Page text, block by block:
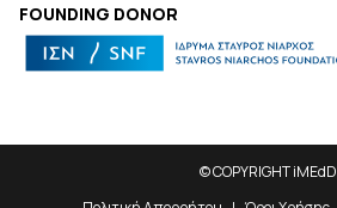
FOUNDING DONOR
© COPYRIGHT iMEdD